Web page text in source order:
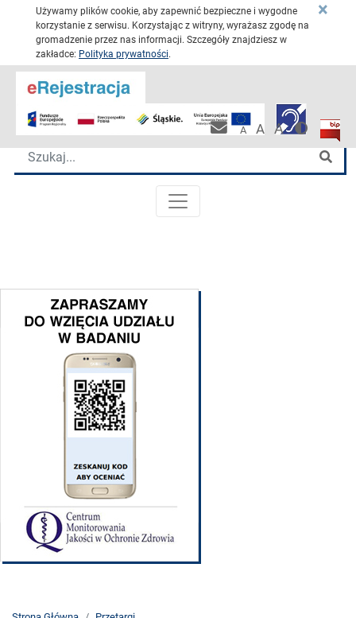
Używamy plików cookie, aby zapewnić bezpieczne i wygodne
korzystanie z serwisu. Korzystając z witryny, wyrażasz zgodę na
gromadzenie przez nas informacji. Szczegóły znajdziesz w
zakładce: Polityka prywatności.
×
Pracownicza
A A A
Katowickie Centrum Onkologii
Przejdź
Wyszukiwarka
MENU GŁÓWNE